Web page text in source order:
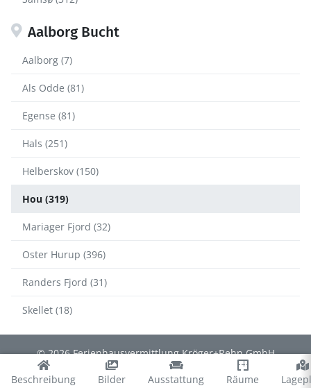
Beschreibung Bilder Ausstattung Räume
Aalborg Bucht
Aalborg (7)
Als Odde (81)
Egense (81)
Hals (251)
Helberskov (150)
Hou (319)
Mariager Fjord (32)
Oster Hurup (396)
Randers Fjord (31)
Skellet (18)
© 2026 Ferienhausvermittlung Kröger+Rehn GmbH
Impressum
Datenschutz Cookies